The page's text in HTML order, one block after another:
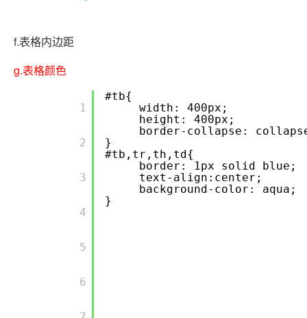
f.表格内边距
g.表格颜色
       1
       2
       3
       4
       5
       6
#tb{
width: 400px;
height: 400px;
border-collapse:
}
#tb,tr,th,td{
border: 1px solid blue;
text-align:center;
background-color: aqua;
}